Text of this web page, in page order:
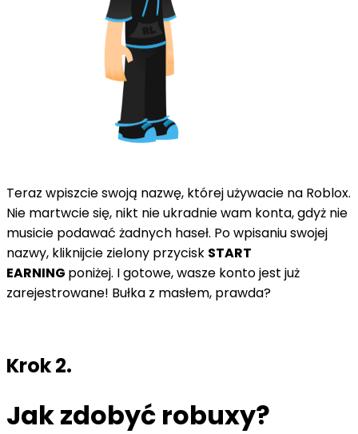
Teraz wpiszcie swoją nazwę, której używacie na Roblox.
Nie martwcie się, nikt nie ukradnie wam konta, gdyż nie
musicie podawać żadnych haseł. Po wpisaniu swojej
nazwy, kliknijcie zielony przycisk START
EARNING poniżej. I gotowe, wasze konto jest już
zarejestrowane! Bułka z masłem, prawda?
Krok 2.
Jak zdobyć robuxy?